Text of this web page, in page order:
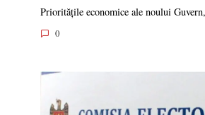
Prioritățile economice ale noului
0